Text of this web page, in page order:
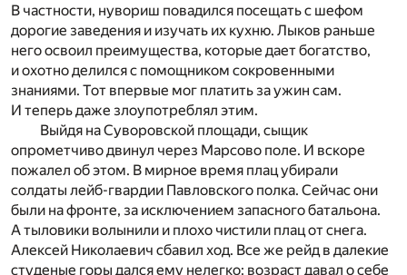
В частности, нувориш повадился посещать с шефом
дорогие заведения и изучать их кухню. Лыков раньше
него освоил преимущества, которые дает богатство,
и охотно делился с помощником сокровенными
знаниями. Тот впервые мог платить за ужин сам.
И теперь даже злоупотреблял этим.
Выйдя на Суворовской площади, сыщик
опрометчиво двинул через Марсово поле. И вскоре
пожалел об этом. В мирное время плац убирали
солдаты лейб-гвардии Павловского полка. Сейчас они
были на фронте, за исключением запасного батальона.
А тыловики волынили и плохо чистили плац от снега.
Алексей Николаевич сбавил ход. Все же рейд в далекие
студеные горы дался ему нелегко: возраст давал о себе